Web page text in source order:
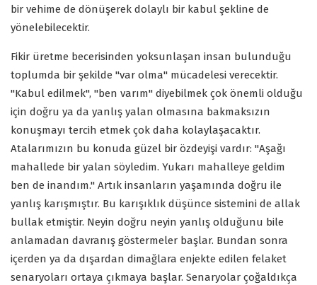
bir vehime de dönüşerek dolaylı bir kabul şekline de
yönelebilecektir.
Fikir üretme becerisinden yoksunlaşan insan bulunduğu
toplumda bir şekilde "var olma" mücadelesi verecektir.
"Kabul edilmek", "ben varım" diyebilmek çok önemli olduğu
için doğru ya da yanlış yalan olmasına bakmaksızın
konuşmayı tercih etmek çok daha kolaylaşacaktır.
Atalarımızın bu konuda güzel bir özdeyişi vardır: "Aşağı
mahallede bir yalan söyledim. Yukarı mahalleye geldim
ben de inandım." Artık insanların yaşamında doğru ile
yanlış karışmıştır. Bu karışıklık düşünce sistemini de allak
bullak etmiştir. Neyin doğru neyin yanlış olduğunu bile
anlamadan davranış göstermeler başlar. Bundan sonra
içerden ya da dışardan dimağlara enjekte edilen felaket
senaryoları ortaya çıkmaya başlar. Senaryolar çoğaldıkça